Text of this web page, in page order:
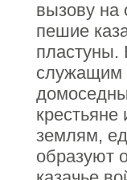
вызову на
пешие
пластуны.
служащим
землям,
образуют